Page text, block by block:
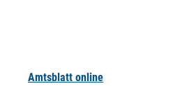
Amtsblatt online